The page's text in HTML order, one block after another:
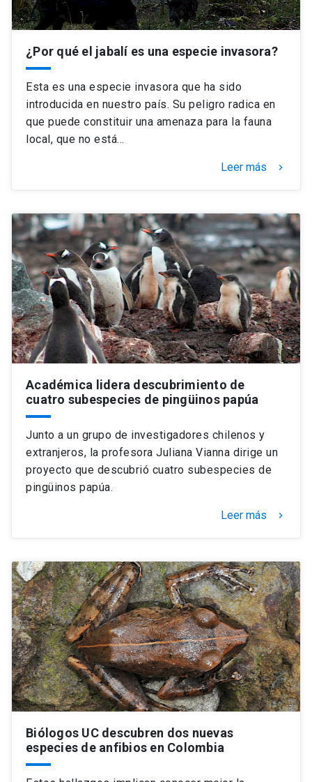
¿Por qué el jabalí es una especie invasora?
Esta es una especie invasora que ha sido
introducida en nuestro país. Su peligro radica en
que puede constituir una amenaza para la fauna
local, que no está…
Leer más keyboard_arrow_right
Académica lidera descubrimiento de
cuatro subespecies de pingüinos papúa
Junto a un grupo de investigadores chilenos y
extranjeros, la profesora Juliana Vianna dirige un
proyecto que descubrió cuatro subespecies de
pingüinos papúa.
Leer más keyboard_arrow_right
Biólogos UC descubren dos nuevas
especies de anfibios en Colombia